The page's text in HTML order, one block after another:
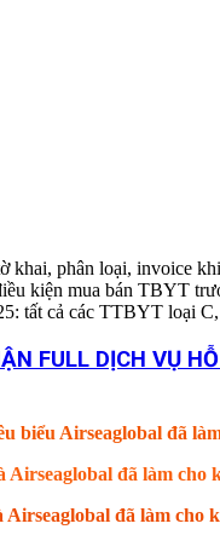
khai, phân loại, invoice
kiện mua bán TBYT
tất cả các TTBYT
FULL DỊCH VỤ
biểu Airseaglobal đã
Airseaglobal đã làm cho
đã làm cho